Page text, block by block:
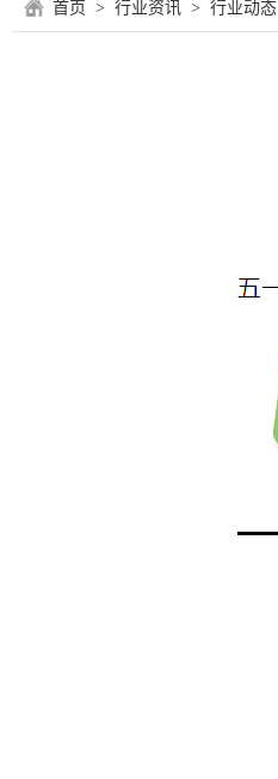
首页 > 行业资讯 > 行业动态